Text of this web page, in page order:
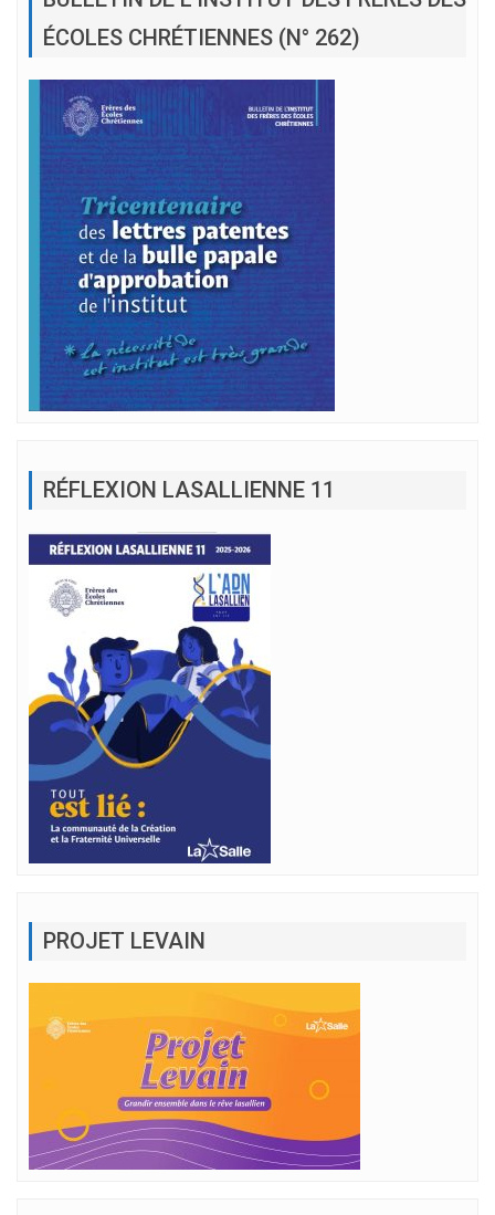
ÉCOLES CHRÉTIENNES (N° 262)
RÉFLEXION LASALLIENNE 11
PROJET LEVAIN